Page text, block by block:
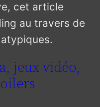
cet article
au travers de
jeux vidéo,